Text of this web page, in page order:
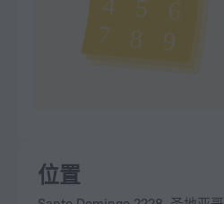
位置